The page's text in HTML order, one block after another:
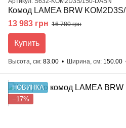
Комод LAMEA BRW
13 983 грн 16 780 грн
Купить
Высота, см 83.00 Ширина, см 150.00
НОВИНКА
−17%